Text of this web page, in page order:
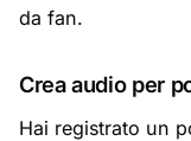
da fan.
Crea audio per
Hai registrato un